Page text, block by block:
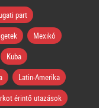
part
Mexikó
Kuba
Latin-Amerika
érintő utazások